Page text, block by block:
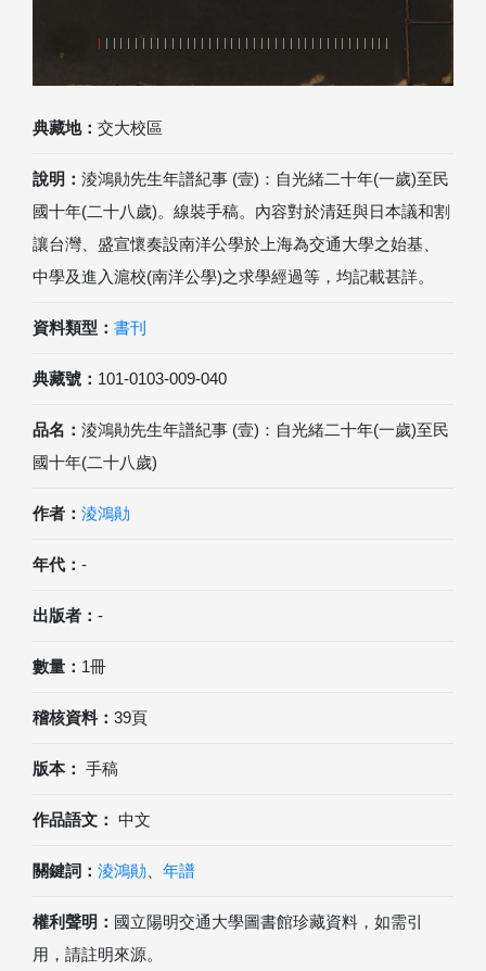
典藏地： 交大校區
說明： 淩鴻勛先生年譜紀事 (壹)：自光緒二十年(一歲)至民
國十年(二十八歲)。線裝手稿。內容對於清廷與日本議和割
讓台灣、盛宣懷奏設南洋公學於上海為交通大學之始基、
中學及進入滬校(南洋公學)之求學經過等，均記載甚詳。
資料類型： 書刊
典藏號： 101-0103-009-040
品名： 淩鴻勛先生年譜紀事 (壹)：自光緒二十年(一歲)至民
國十年(二十八歲)
作者： 淩鴻勛
年代： -
出版者： -
數量： 1冊
稽核資料： 39頁
版本： 手稿
作品語文： 中文
關鍵詞： 淩鴻勛 年譜
權利聲明： 國立陽明交通大學圖書館珍藏資料，如需引
用，請註明來源。